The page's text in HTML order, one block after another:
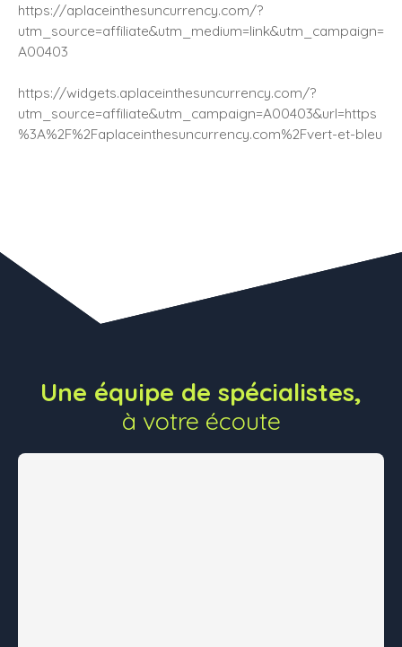
https://aplaceinthesuncurrency.com/?
utm_source=affiliate&utm_medium=link&utm_campaign=
A00403
https://widgets.aplaceinthesuncurrency.com/?
utm_source=affiliate&utm_campaign=A00403&url=https
%3A%2F%2Faplaceinthesuncurrency.com%2Fvert-et-bleu
Une équipe de spécialistes,
à votre écoute